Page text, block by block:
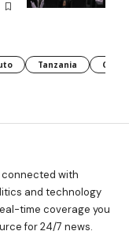
Tanzania CAF
with
and technology
time coverage you
for 24/7 news.